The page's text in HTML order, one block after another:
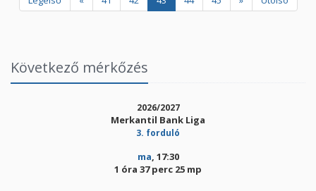
Következő mérkőzés
2026/2027
Merkantil Bank Liga
3. forduló
ma, 17:30
1 óra 37 perc 25 mp